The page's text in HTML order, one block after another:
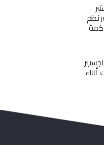
نظم